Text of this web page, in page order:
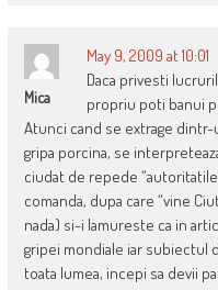
Mica
May 9, 2009 at 10:01
Daca privesti
propriu poti banui
Atunci cand se extrage dintr-
gripa porcina, se
ciudat de repede
comanda, dupa care “vine
nada) si-i lamureste ca in
gripei mondiale iar subiectul
toata lumea, incepi sa devii